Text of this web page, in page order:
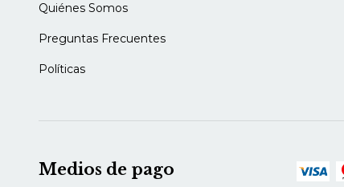
Quiénes Somos
Preguntas Frecuentes
Políticas
Medios de pago